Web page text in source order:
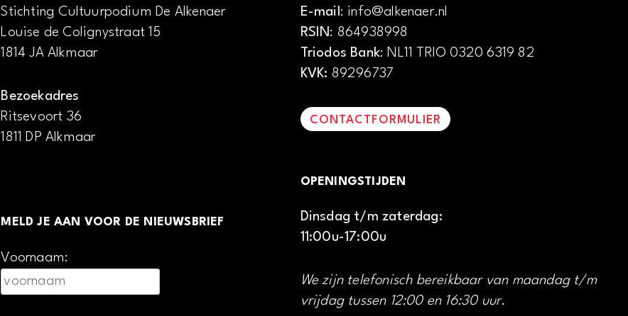
Stichting Cultuurpodium De Alkenaer
Louise de Colignystraat 15
1814 JA Alkmaar
Bezoekadres
Ritsevoort 36
1811 DP Alkmaar
MELD JE AAN VOOR DE NIEUWSBRIEF
Voornaam:
E-mail: info@alkenaer.nl
RSIN: 864938998
Triodos Bank: NL11 TRIO 0320 6319 82
KVK: 89296737
CONTACTFORMULIER
OPENINGSTIJDEN
Dinsdag t/m zaterdag:
11:00u-17:00u
We zijn telefonisch bereikbaar van maandag t/m
vrijdag tussen 12:00 en 16:30 uur.